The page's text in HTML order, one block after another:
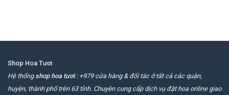
Shop Hoa Tươi
Hệ thống shop hoa tươi: +979 cửa hàng & đối tác ở tất cả các quận,
huyện, thành phố trên 63 tỉnh. Chuyên cung cấp dịch vụ đặt hoa online giao